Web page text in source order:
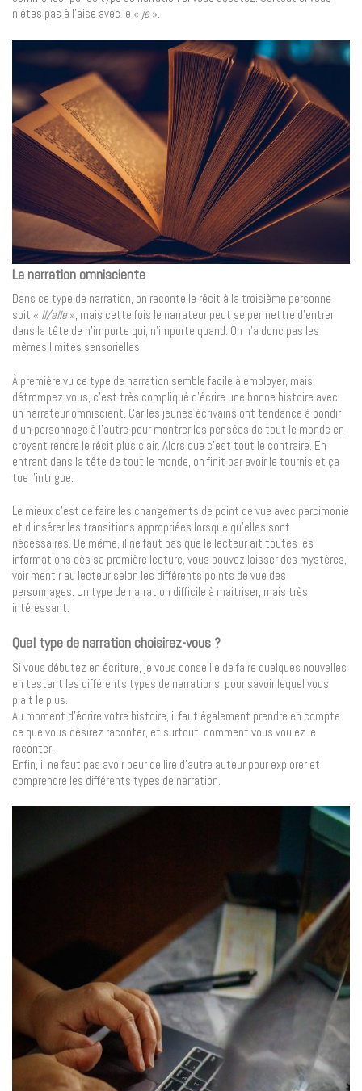
n’êtes pas à l’aise avec le « je».
La narration omnisciente
Dans ce type de narration, on raconte le récit à la troisième personne
soit « Il/elle», mais cette fois le narrateur peut se permettre d’entrer
dans la tête de n’importe qui, n’importe quand. On n’a donc pas les
mêmes limites sensorielles.
À première vu ce type de narration semble facile à employer, mais
détrompez-vous, c’est très compliqué d’écrire une bonne histoire avec
un narrateur omniscient. Car les jeunes écrivains ont tendance à bondir
d’un personnage à l’autre pour montrer les pensées de tout le monde en
croyant rendre le récit plus clair. Alors que c’est tout le contraire. En
entrant dans la tête de tout le monde, on finit par avoir le tournis et ça
tue l’intrigue.
Le mieux c’est de faire les changements de point de vue avec parcimonie
et d’insérer les transitions appropriées lorsque qu’elles sont
nécessaires. De même, il ne faut pas que le lecteur ait toutes les
informations dès sa première lecture, vous pouvez laisser des mystères,
voir mentir au lecteur selon les différents points de vue des
personnages. Un type de narration difficile à maitriser, mais très
intéressant.
Quel type de narration choisirez-vous ?
Si vous débutez en écriture, je vous conseille de faire quelques nouvelles
en testant les différents types de narrations, pour savoir lequel vous
plait le plus.
Au moment d’écrire votre histoire, il faut également prendre en compte
ce que vous désirez raconter, et surtout, comment vous voulez le
raconter.
Enfin, il ne faut pas avoir peur de lire d’autre auteur pour explorer et
comprendre les différents types de narration.